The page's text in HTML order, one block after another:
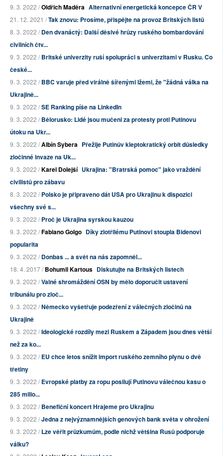
9. 3. 2022 /Oldřich Maděra Alternativní energetická koncepce ČR V
21. 12. 2021 /Tak znovu: Prosíme, přispějte na provoz Britských listů
8. 3. 2022 /Den dvanáctý: Další děsivé hrůzy ruského bombardování
civilních čtv...
9. 3. 2022 /Britské univerzity ruší spolupráci s univerzitami v Rusku. Co
české...
9. 3. 2022 /BBC varuje před virálně šířenými lžemi, že "žádná válka na
Ukrajině...
9. 3. 2022 /SE Ranking píše na LinkedIn
9. 3. 2022 /Bělorusko: Lidé jsou mučeni za protesty proti Putinovu
útoku na Ukr...
9. 3. 2022 /Albín Sybera Přežije Putinův kleptokratický orbit důsledky
zločinné invaze na Uk...
9. 3. 2022 /Karel Dolejší Ukrajina: "Bratrská pomoc" jako vraždění
civilistů pro zábavu
8. 3. 2022 /Polsko je připraveno dát USA pro Ukrajinu k dispozici
všechny své s...
9. 3. 2022 /Proč je Ukrajina syrskou kauzou
9. 3. 2022 /Fabiano Golgo Díky zlotřilému Putinovi stoupla Bidenovi
popularita
9. 3. 2022 /Donbas ... a svět na nás zapomněl...
18. 4. 2017 /Bohumil Kartous Diskutujte na Britských listech
9. 3. 2022 /Valné shromáždění OSN by mělo doporučit ustavení
tribunálu pro zloč...
9. 3. 2022 /Německo vyšetřuje podezření z válečných zločinů na
Ukrajině
9. 3. 2022 /Ideologické rozdíly mezi Ruskem a Západem jsou dnes větší
než za ko...
9. 3. 2022 /EU chce letos snížit import ruského zemního plynu o dvě
třetiny
9. 3. 2022 /Evropské platby za ropu posilují Putinovu válečnou kasu o
285 milio...
9. 3. 2022 /Benefiční koncert Hrajeme pro Ukrajinu
9. 3. 2022 /Jedna z nejvýznamnějších genových bank světa v ohrožení
9. 3. 2022 /Lze věřit průzkumům, podle nichž většina Rusů podporuje
válku?